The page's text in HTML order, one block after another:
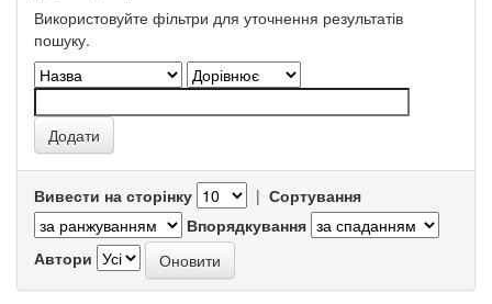
Використовуйте фільтри для уточнення результатів
пошуку.
Вивести на сторінку | Сортування
Впорядкування
Автори